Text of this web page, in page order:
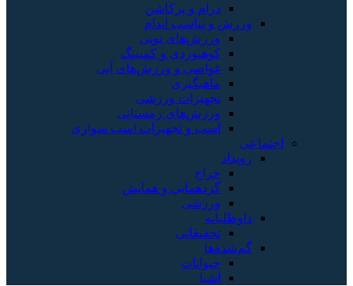
درام و پرکاشن
ورزش و تناسب اندام
ورزش‌های توپی
کوهنوردی و کمپینگ
غواصی و ورزش‌های آبی
ماهیگیری
تجهیزات ورزشی
ورزش‌های زمستانی
اسب و تجهیزات اسب سواری
اجتماعی
رویداد
حراج
گردهمایی و همایش
ورزشی
داوطلبانه
تحقیقاتی
گم‌شده‌ها
حیوانات
اشیا